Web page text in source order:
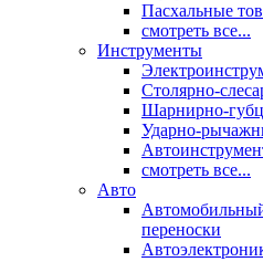
Пасхальные
смотреть все...
Инструменты
Столярно-
Шарнирно-
Ударно-
смотреть все...
Авто
переноски